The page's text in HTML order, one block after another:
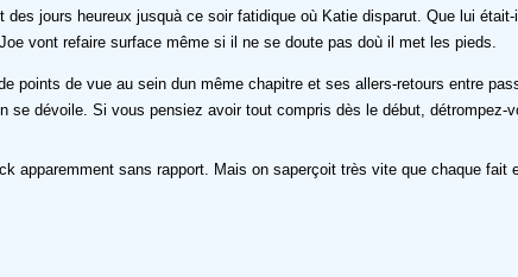
jours heureux jusquà ce soir fatidique où Katie disparut. Que lui
vont refaire surface même si il ne se doute pas doù il met les pieds.
de vue au sein dun même chapitre et ses allers-retours entre
dévoile. Si vous pensiez avoir tout compris dès le début,
sans rapport. Mais on saperçoit très vite que chaque